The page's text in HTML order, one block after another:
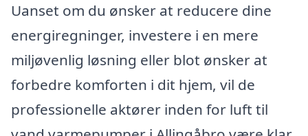
Uanset om du ønsker at reducere dine
energiregninger, investere i en mere
miljøvenlig løsning eller blot ønsker at
forbedre komforten i dit hjem, vil de
professionelle aktører inden for luft til